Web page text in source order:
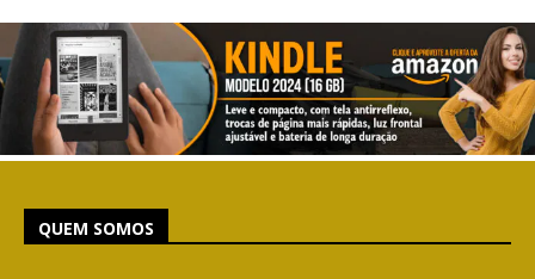
QUEM SOMOS